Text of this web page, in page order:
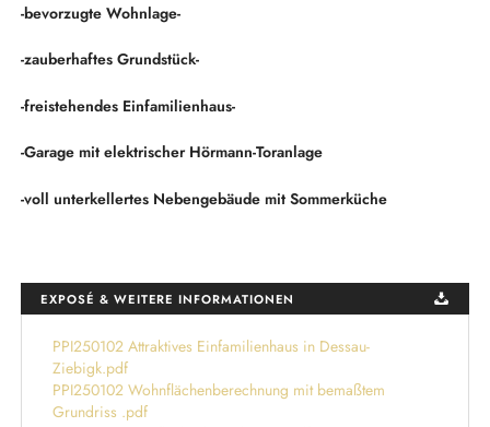
-bevorzugte Wohnlage-
-zauberhaftes Grundstück-
-freistehendes Einfamilienhaus-
-Garage mit elektrischer Hörmann-Toranlage
-voll unterkellertes Nebengebäude mit Sommerküche
EXPOSÉ & WEITERE INFORMATIONEN
PPI250102 Attraktives Einfamilienhaus in Dessau-
Ziebigk.pdf
PPI250102 Wohnflächenberechnung mit bemaßtem
Grundriss .pdf